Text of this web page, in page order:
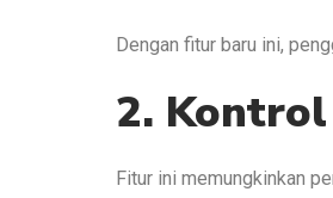
Dengan fitur baru ini,
2. Kontrol
Fitur ini memungkinkan